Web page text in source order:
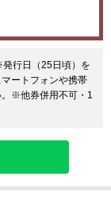
行日（25日頃）を
ートフォンや携帯
。※他券併用不可・1